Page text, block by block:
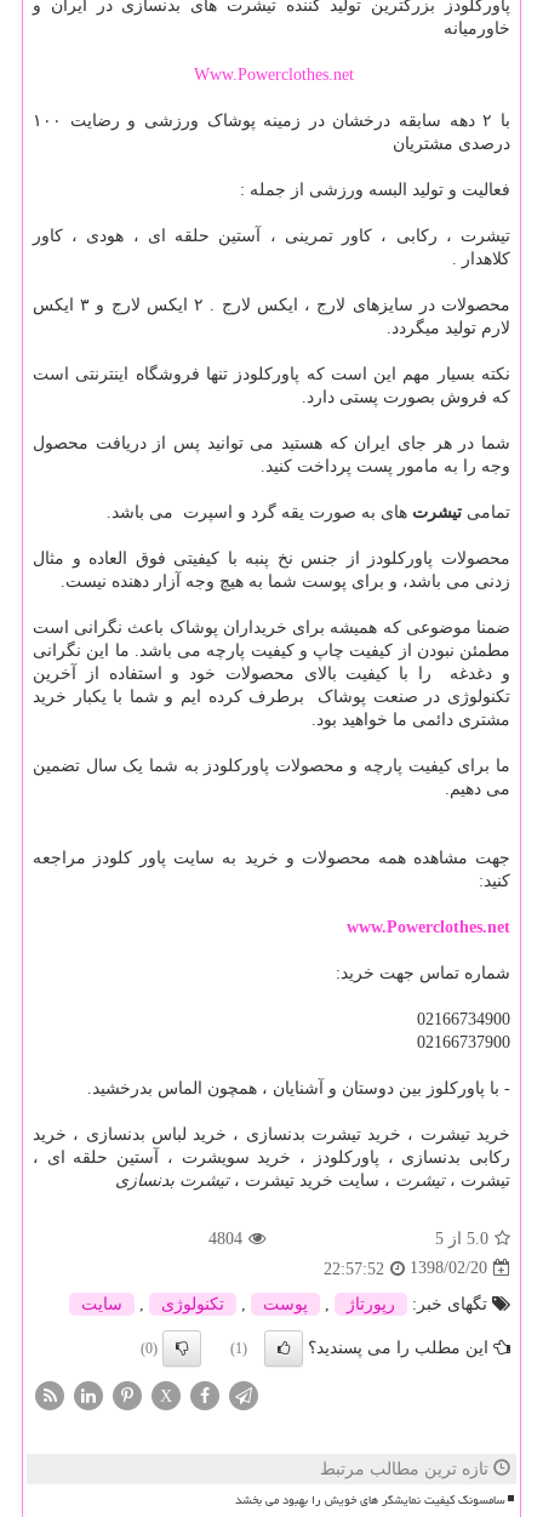
پاورکلودز بزرگترین تولید کننده تیشرت های بدنسازی در ایران و
خاورمیانه
Www.Powerclothes.net
با ۲ دهه سابقه درخشان در زمینه پوشاک ورزشی و رضایت ۱۰۰
درصدی مشتریان
فعالیت و تولید البسه ورزشی از جمله :
تیشرت ، رکابی ، کاور تمرینی ، آستین حلقه ای ، هودی ، کاور
کلاهدار .
محصولات در سایزهای لارج ، ایکس لارج . ۲ ایکس لارج و ۳ ایکس
لارم تولید میگردد.
نکته بسیار مهم این است که پاورکلودز تنها فروشگاه اینترنتی است
که فروش بصورت پستی دارد.
شما در هر جای ایران که هستید می توانید پس از دریافت محصول
وجه را به مامور پست پرداخت کنید.
تمامی تیشرت های به صورت یقه گرد و اسپرت می باشد.
محصولات پاورکلودز از جنس نخ پنبه با کیفیتی فوق العاده و مثال
زدنی می باشد، و برای پوست شما به هیچ وجه آزار دهنده نیست.
ضمنا موضوعی که همیشه برای خریداران پوشاک باعث نگرانی است
مطمئن نبودن از کیفیت چاپ و کیفیت پارچه می باشد. ما این نگرانی
و دغدغه را با کیفیت بالای محصولات خود و استفاده از آخرین
تکنولوژی در صنعت پوشاک برطرف کرده ایم و شما با یکبار خرید
مشتری دائمی ما خواهید بود.
ما برای کیفیت پارچه و محصولات پاورکلودز به شما یک سال تضمین
می دهیم.
جهت مشاهده همه محصولات و خرید به سایت پاور کلودز مراجعه
کنید:
www.Powerclothes.net
شماره تماس جهت خرید:
02166734900
02166737900
- با پاورکلوز بین دوستان و آشنایان ، همچون الماس بدرخشید.
خرید تیشرت ، خرید تیشرت بدنسازی ، خرید لباس بدنسازی ، خرید
رکابی بدنسازی ، پاورکلودز ، خرید سویشرت ، آستین حلقه ای ،
تیشرت ،تیشرت ، سایت خرید تیشرت ،تیشرت بدنسازی
5.0 از 5
4804
1398/02/20
22:57:52
تگهای خبر:
رپورتاژ پوست تكنولوژی سایت
این مطلب را می پسندید؟ (1)
(0)
X
تازه ترین مطالب مرتبط
سامسونگ کیفیت نمایشگر های خویش را بهبود می بخشد